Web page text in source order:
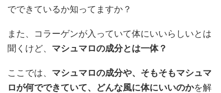
でできているか知ってますか？
また、コラーゲンが入っていて体にいいらしいとは
聞くけど、 マシュマロの成分とは一体？
ここでは、 マシュマロの成分や、そもそもマシュマ
ロが何でできていて、どんな風に体にいいのかを解